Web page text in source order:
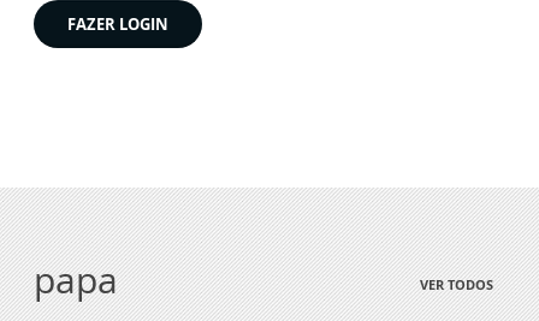
FAZER LOGIN
papa VER TODOS